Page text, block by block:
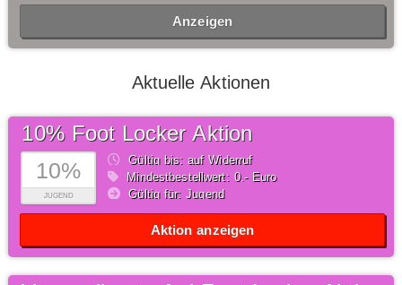
Anzeigen
Aktuelle Aktionen
10%
JUGEND
10% Foot Locker Aktion
Gültig bis: auf Widerruf
Mindestbestellwert: 0,- Euro
Gültig für: Jugend
Aktion anzeigen